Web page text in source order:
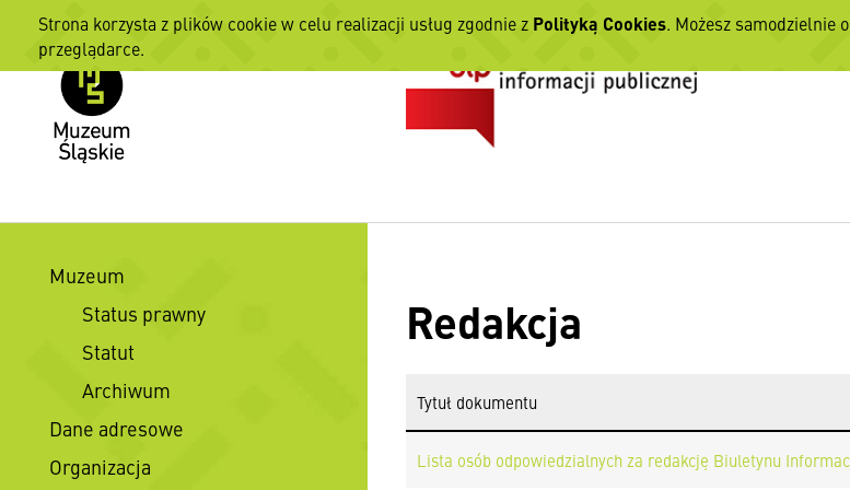
Muzeum
Status prawny
Statut
Archiwum
Dane adresowe
Organizacja
Redakcja
Tytuł dokumentu
Lista osób odpowiedzialnych za redakcję Biuletynu
Strona korzysta z plików cookie w celu realizacji usług zgodnie z Polityką Cookies. Możesz samodzielnie
przeglądarce.